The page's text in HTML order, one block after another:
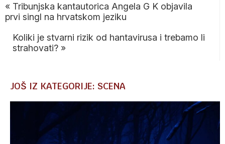
« Tribunjska kantautorica Angela G K objavila
prvi singl na hrvatskom jeziku
Koliki je stvarni rizik od hantavirusa i trebamo li
strahovati? »
JOŠ IZ KATEGORIJE: SCENA